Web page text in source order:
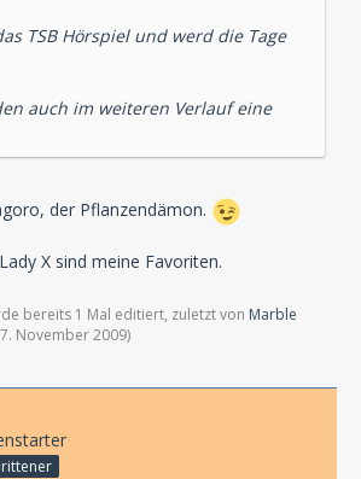
TSB Hörspiel und werd die Tage
auch im weiteren Verlauf eine
der Pflanzendämon.
X sind meine Favoriten.
bereits 1 Mal editiert, zuletzt von Marble
7. November 2009)